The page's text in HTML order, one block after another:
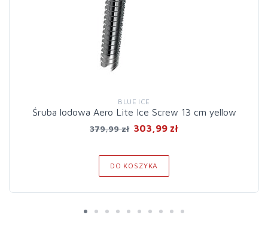
BLUE ICE
Śruba lodowa Aero Lite Ice Screw 13 cm yellow
379,99 zł 303,99 zł
DO KOSZYKA